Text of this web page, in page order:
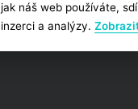
jak náš web používáte,
inzerci a analýzy.